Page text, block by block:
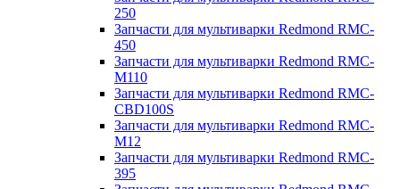
250
Запчасти для мультиварки Redmond RMC-
450
Запчасти для мультиварки Redmond RMC-
M110
Запчасти для мультиварки Redmond RMC-
CBD100S
Запчасти для мультиварки Redmond RMC-
M12
Запчасти для мультиварки Redmond RMC-
395